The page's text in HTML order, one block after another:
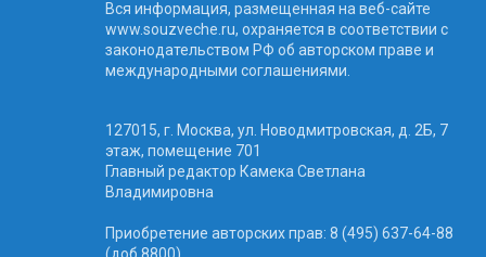
Вся информация, размещенная на веб-сайте
www.souzveche.ru, охраняется в соответствии с
законодательством РФ об авторском праве и
международными соглашениями.
127015, г. Москва, ул. Новодмитровская, д. 2Б, 7
этаж, помещение 701
Главный редактор Камека Светлана
Владимировна
Приобретение авторских прав: 8 (495) 637-64-88
(доб.8800)